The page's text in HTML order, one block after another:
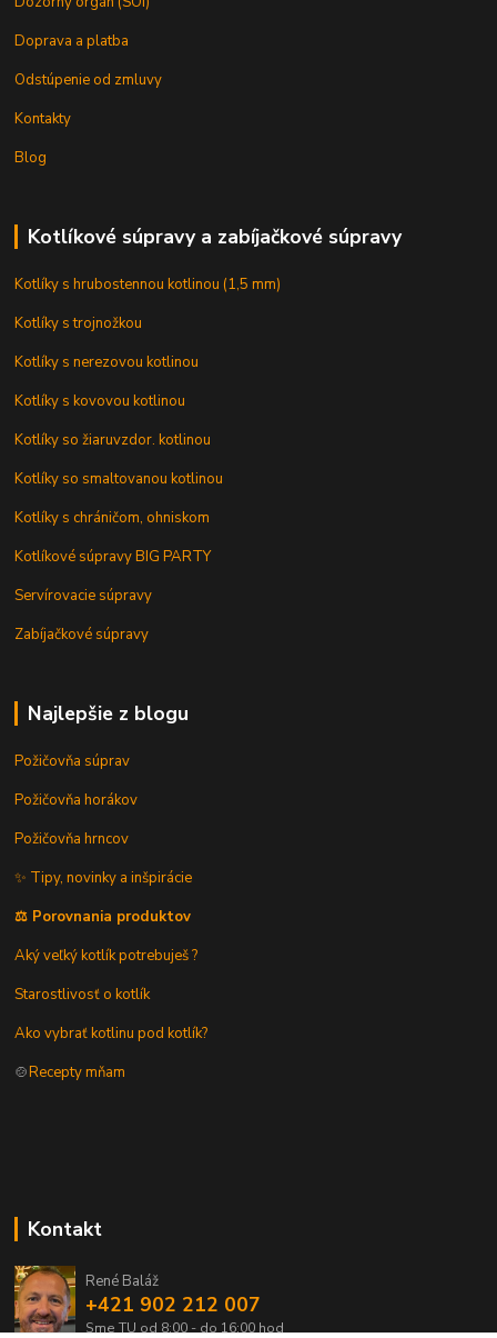
Doprava a platba
Odstúpenie od zmluvy
Kontakty
Blog
Kotlíkové súpravy a zabíjačkové súpravy
Kotlíky s hrubostennou kotlinou (1,5 mm)
Kotlíky s trojnožkou
Kotlíky s nerezovou kotlinou
Kotlíky s kovovou kotlinou
Kotlíky so žiaruvzdor. kotlinou
Kotlíky so smaltovanou kotlinou
Kotlíky s chráničom, ohniskom
Kotlíkové súpravy BIG PARTY
Servírovacie súpravy
Zabíjačkové súpravy
Najlepšie z blogu
Požičovňa súprav
Požičovňa horákov
Požičovňa hrncov
✨ Tipy, novinky a inšpirácie
⚖️ Porovnania produktov
Aký veľký kotlík potrebuješ ?
Starostlivosť o kotlík
Ako vybrať kotlinu pod kotlík?
🍲Recepty mňam
Kontakt
René Baláž
+421 902 212 007
Sme TU od 8:00 - do 16:00 hod